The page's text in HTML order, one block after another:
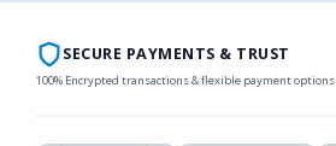
SECURE PAYMENTS & TRUST
100% Encrypted transactions & flexible payment options